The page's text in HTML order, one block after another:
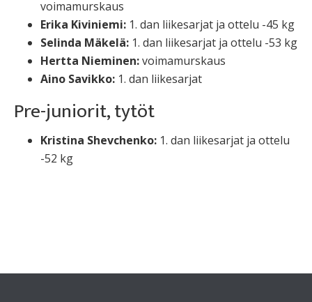
voimamurskaus
Erika Kiviniemi: 1. dan liikesarjat ja ottelu -45 kg
Selinda Mäkelä: 1. dan liikesarjat ja ottelu -53 kg
Hertta Nieminen:voimamurskaus
Aino Savikko: 1. dan liikesarjat
Pre-juniorit, tytöt
Kristina Shevchenko:1. dan liikesarjat ja ottelu
-52 kg